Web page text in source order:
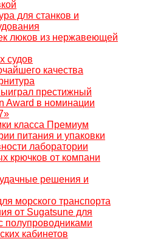
для станков и
люков из нержавеющей
судов
качества
престижный
Award в номинации
класса Премиум
питания и упаковки
лаборатории
крючков от компани
решения и
морского транспорта
от Sugatsune для
полупроводниками
кабинетов